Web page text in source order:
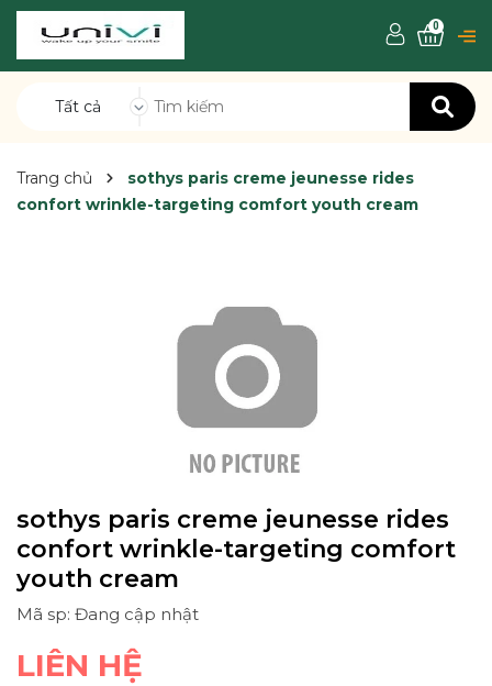
Tất cả
0
Trang chủ
sothys paris creme jeunesse rides
confort wrinkle-targeting comfort youth cream
sothys paris creme jeunesse rides
confort wrinkle-targeting comfort
youth cream
Mã sp: Đang cập nhật
LIÊN HỆ